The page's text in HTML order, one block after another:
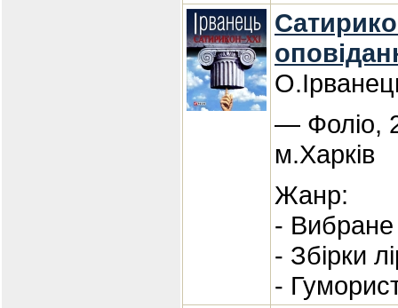
— Фоліо,
м.Харків
Жанр:
- Вибране
- Збірки
-